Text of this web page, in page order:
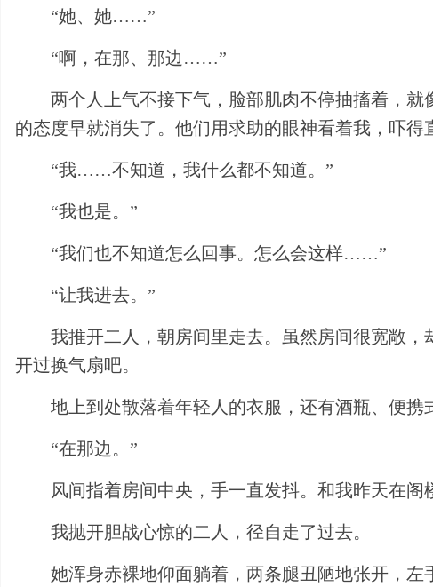
“她、她……”
“啊，在那、那边……”
两个人上气不接下气，脸部肌肉不停抽搐着，
的态度早就消失了。他们用求助的眼神看着我，吓得
“我……不知道，我什么都不知道。”
“我也是。”
“我们也不知道怎么回事。怎么会这样……”
“让我进去。”
我推开二人，朝房间里走去。虽然房间很宽敞
开过换气扇吧。
地上到处散落着年轻人的衣服，还有酒瓶、便
“在那边。”
风间指着房间中央，手一直发抖。和我昨天在
我抛开胆战心惊的二人，径自走了过去。
她浑身赤裸地仰面躺着，两条腿丑陋地张开，